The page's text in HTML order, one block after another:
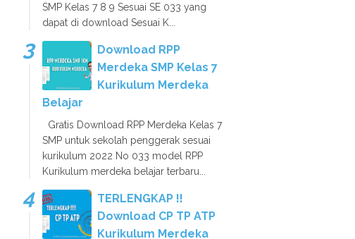
SMP Kelas 7 8 9 Sesuai SE 033 yang
dapat di download Sesuai K...
Download RPP
Merdeka SMP Kelas 7
Kurikulum Merdeka
Belajar
Gratis Download RPP Merdeka Kelas 7
SMP untuk sekolah penggerak sesuai
kurikulum 2022 No 033 model RPP
Kurikulum merdeka belajar terbaru...
TERLENGKAP !!
Download CP TP ATP
Kurikulum Merdeka